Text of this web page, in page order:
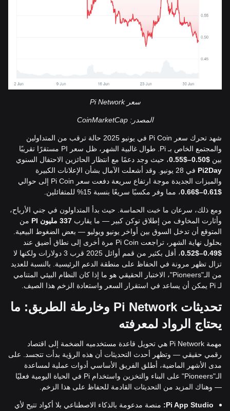
سعر Pi Network
المصدر: CoinMarketCap
شهد تحرك سعر Pi Coin في يونيو 2025 حالة ترقب من المتداولين
والمجتمع الخاص بـ Pi. طوال غالبية الشهر، ظل سعر PI مستقرًا تقريبًا
بين $0.50–$0.55
، حيث وجد دعمًا مع انتظار الحائزين الاحتفال السنوي
Pi2Day
في 28 يونيو. وقد أشعلت الآمال بشأن الإعلانات الكبيرة
والميزات الجديدة موجة ارتفاع سريعة دفعت سعر Pi Coin إلى حوالي
$0.61–$0.66
، مما وفر مكسبًا سريعًا بنسبة 15% للمتفائلين.
ومع ذلك، سرعان ما خبت الحماسة. حيث بدأ المتداولون في جني الأرباح،
وأثارت المخاوف من إطلاق توكن كبير — ما يقارب 337 مليون PI
من
المتوقع أن تدخل السوق بين أواخر يونيو ويوليو — بعض الضغوط البيعية.
بحلول نهاية الشهر، تراجعت Pi Coin مرة أخرى إلى نطاق أضيق عند
$0.49–$0.52
، أقل بكثير من قمم أوائل 2025 قرب 3 دولارات ولكنها لا
تزال تظهر مرونة في الحفاظ على منطقة الدعم الرئيسية. بالنسبة للعديد
من الـ"Pioneers"، الاختبار الحقيقي هو ما إذا كان النظام البيئي المتنامي
لـ Pi يمكن أن يساعد في استقرار السعر واستعادة الزخم هذا الصيف.
تحديثات Pi Network وخارطة الطريق: ما
يحتاج الرواد لمعرفته
مهمة Pi Network هي تحويل قاعدة مستخدميه الضخمة إلى اقتصاد
رقمي حقيقي — وتظهر أحدث التحديثات أن هذه الرؤية بدأت تتجسد. على
مدى الأشهر الماضية، أطلق الفريق الأساسي أدوات عملية لمساعدة
الـ"Pioneers" على البناء والتخزين واستخدام Pi في الحياة اليومية فعليًا
— وهناك المزيد من التحديثات القادمة للحفاظ على هذا الزخم.
Pi App Studio:
منصة مدعومة بالذكاء الاصطناعي بلا أكواد تتيح لأي